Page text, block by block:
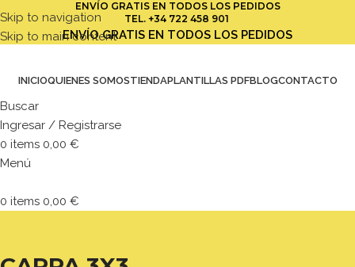
Skip to navigation
Skip to main content
ENVÍO GRATIS EN TODOS LOS PEDIDOS
TEL. +34 722 458 901
ENVÍO GRATIS EN TODOS LOS PEDIDOS
INICIOQUIENES SOMOSTIENDAPLANTILLAS PDFBLOGCONTACTO
Buscar
Ingresar / Registrarse
0 items 0,00 €
Menú
0 items 0,00 €